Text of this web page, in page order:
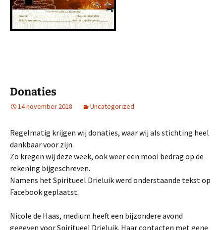
Donaties
14 november 2018 Uncategorized
Regelmatig krijgen wij donaties, waar wij als stichting heel
dankbaar voor zijn.
Zo kregen wij deze week, ook weer een mooi bedrag op de
rekening bijgeschreven.
Namens het Spiritueel Drieluik werd onderstaande tekst op
Facebook geplaatst.
Nicole de Haas, medium heeft een bijzondere avond
gegeven voor Spiritueel Drieluik. Haar contacten met gene